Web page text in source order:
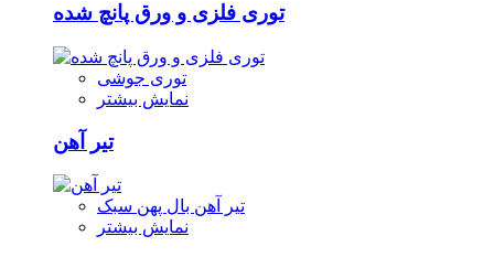
توری فلزی و ورق پانچ شده
توری جوشی
نمایش بیشتر
تیر آهن
تیر آهن بال پهن سبک
نمایش بیشتر